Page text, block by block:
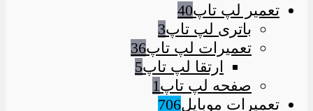
تعمیر لپ تاپ40
باتری لپ تاپ3
تعمیرات لپ تاپ36
ارتقا لپ تاپ5
صفحه لپ تاپ 1
تعمیرات موبایل706